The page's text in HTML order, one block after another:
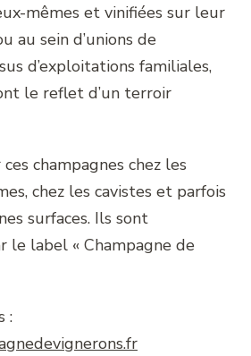
mêmes et vinifiées sur leur
au sein d’unions de
d’exploitations familiales,
le reflet d’un terroir
champagnes chez les
chez les cavistes et parfois
surfaces. Ils sont
le label « Champagne de
: